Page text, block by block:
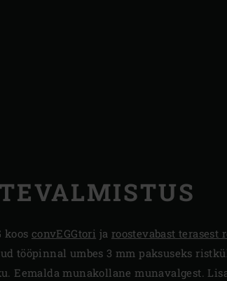
koos convEGGtori ja roostevabast terasest
tööpinnal umbes 3 mm paksuseks
Eemalda munakollane munavalgest.